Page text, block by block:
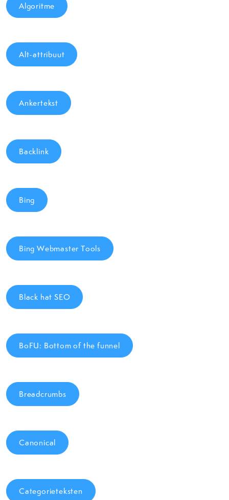
Algoritme
Alt-attribuut
Ankertekst
Backlink
Bing
Bing Webmaster Tools
Black hat SEO
BoFU: Bottom of the funnel
Breadcrumbs
Canonical
Categorieteksten